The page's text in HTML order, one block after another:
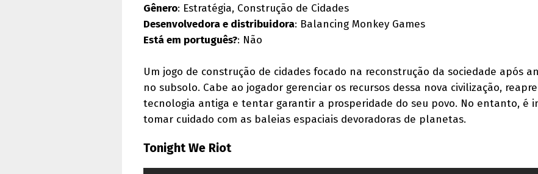
Gênero: Estratégia, Construção de Cidades
Desenvolvedora e distribuidora: Balancing Monkey Games
Está em português?: Não
Um jogo de construção de cidades focado na reconstrução da sociedade após
no subsolo. Cabe ao jogador gerenciar os recursos dessa nova civilização,
tecnologia antiga e tentar garantir a prosperidade do seu povo. No entanto, é
tomar cuidado com as baleias espaciais devoradoras de planetas.
Tonight We Riot